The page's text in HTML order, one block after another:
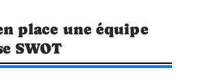
place une équipe
SWOT